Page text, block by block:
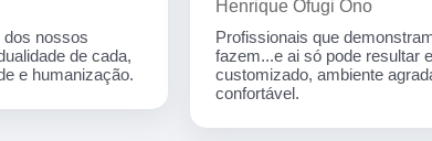
dos nossos
de cada,
e humanização.
Henrique Ofugi Ono
Profissionais que
fazem...e ai só pode resultar
customizado, ambiente
confortável.